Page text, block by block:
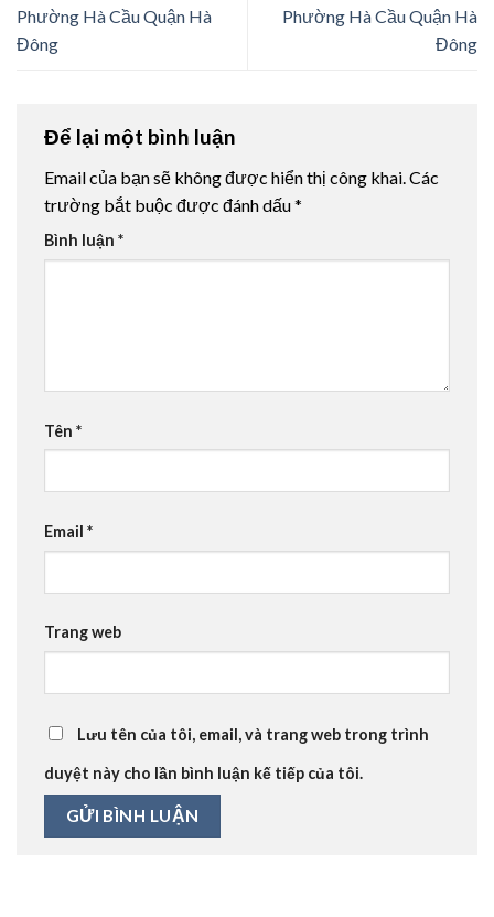
Phường Hà Cầu Quận Hà
Đông
Phường Hà Cầu Quận Hà
Đông
Để lại một bình luận
Email của bạn sẽ không được hiển thị công khai.Các
trường bắt buộc được đánh dấu*
Bình luận *
Tên *
Email *
Trang web
Lưu tên của tôi, email, và trang web trong trình
duyệt này cho lần bình luận kế tiếp của tôi.